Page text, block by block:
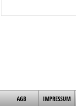
AGB IMPRESSUM